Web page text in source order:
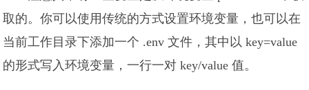
取的。你可以使用传统的方式设置环境变量，也可以在
当前工作目录下添加一个 .env 文件，其中以 key=value
的形式写入环境变量，一行一对 key/value 值。